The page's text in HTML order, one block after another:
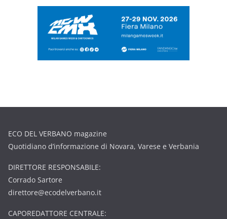
ECO DEL VERBANO magazine
Quotidiano d’informazione di Novara, Varese e Verbania
DIRETTORE RESPONSABILE:
Corrado Sartore
direttore@ecodelverbano.it
CAPOREDATTORE CENTRALE: